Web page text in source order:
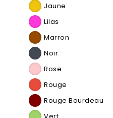
Jaune
Lilas
Marron
Noir
Rose
Rouge
Rouge Bourdeau
Vert